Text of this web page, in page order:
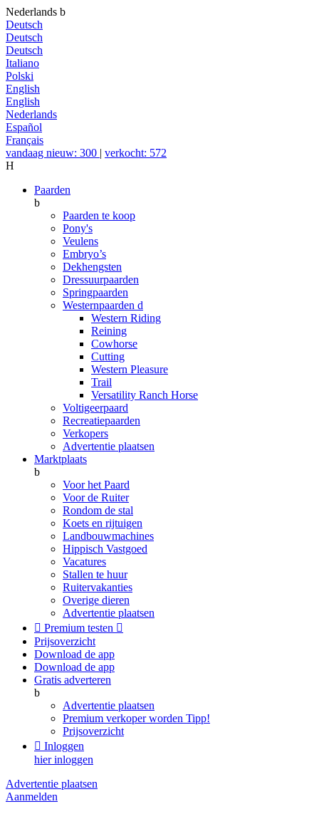
Nederlands b
Deutsch
Deutsch
Deutsch
Italiano
Polski
English
English
Nederlands
Español
Français
vandaag nieuw: 300 | verkocht: 572
H
Paarden
b
Paarden te koop
Pony's
Veulens
Embryo’s
Dekhengsten
Dressuurpaarden
Springpaarden
Westernpaarden d
Western Riding
Reining
Cowhorse
Cutting
Western Pleasure
Trail
Versatility Ranch Horse
Voltigeerpaard
Recreatiepaarden
Verkopers
Advertentie plaatsen
Marktplaats
b
Voor het Paard
Voor de Ruiter
Rondom de stal
Koets en rijtuigen
Landbouwmachines
Hippisch Vastgoed
Vacatures
Stallen te huur
Ruitervakanties
Overige dieren
Advertentie plaatsen
 Premium testen 
Prijsoverzicht
Download de app
Download de app
Gratis adverteren
b
Advertentie plaatsen
Premium verkoper worden Tipp!
Prijsoverzicht
 Inloggen
hier inloggen
Advertentie plaatsen
Aanmelden